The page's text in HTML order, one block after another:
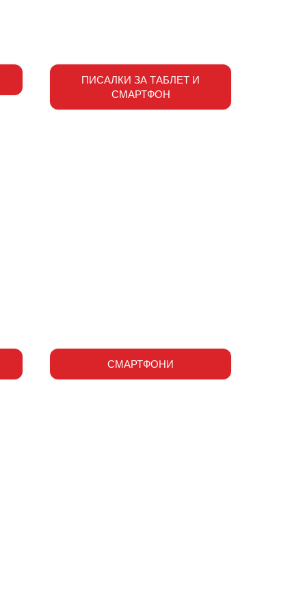
ПИСАЛКИ ЗА ТАБЛЕТ И
СМАРТФОН
СМАРТФОНИ